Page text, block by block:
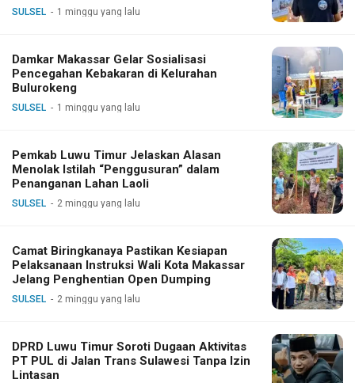
SULSEL 1 minggu yang lalu
Damkar Makassar Gelar Sosialisasi
Pencegahan Kebakaran di Kelurahan
Bulurokeng
SULSEL 1 minggu yang lalu
Pemkab Luwu Timur Jelaskan Alasan
Menolak Istilah “Penggusuran” dalam
Penanganan Lahan Laoli
SULSEL 2 minggu yang lalu
Camat Biringkanaya Pastikan Kesiapan
Pelaksanaan Instruksi Wali Kota Makassar
Jelang Penghentian Open Dumping
SULSEL 2 minggu yang lalu
DPRD Luwu Timur Soroti Dugaan Aktivitas
PT PUL di Jalan Trans Sulawesi Tanpa Izin
Lintasan